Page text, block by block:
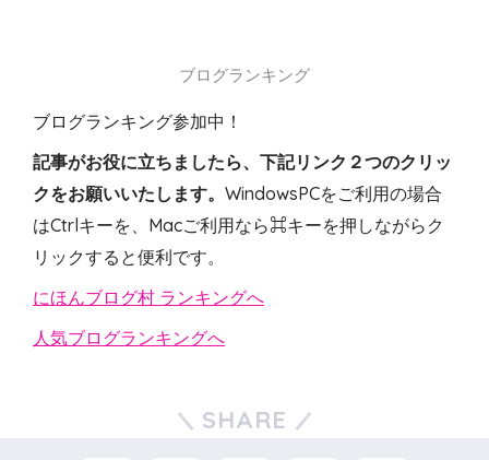
ブログランキング
ブログランキング参加中！
記事がお役に立ちましたら、下記リンク２つのクリッ
クをお願いいたします。 WindowsPCをご利用の場合
はCtrlキーを、Macご利用なら⌘キーを押しながらク
リックすると便利です。
にほんブログ村 ランキングへ
人気ブログランキングへ
SHARE